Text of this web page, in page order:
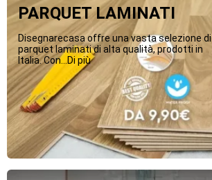
PARQUET LAMINATI
Disegnarecasa offre una vasta selezione di
parquet laminati di alta qualità, prodotti in
Italia. Con...Di più